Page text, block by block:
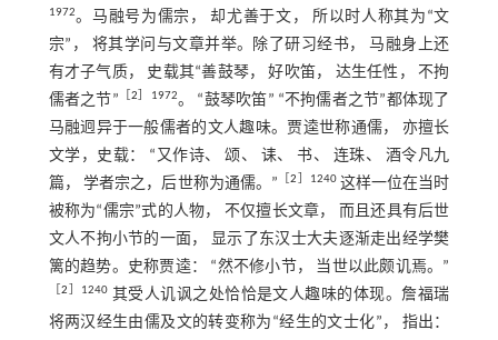
1972。马融号为儒宗， 却尤善于文， 所以时人称其为“文
宗”， 将其学问与文章并举。除了研习经书， 马融身上还
有才子气质， 史载其“善鼓琴， 好吹笛， 达生任性， 不拘
儒者之节” ［2 ］1972。 “鼓琴吹笛” “不拘儒者之节”都体现了
马融迥异于一般儒者的文人趣味。贾逵世称通儒， 亦擅长
文学，史载： “又作诗、 颂、 诔、 书、 连珠、 酒令凡九
篇， 学者宗之，后世称为通儒。”
［2 ］1240这样一位在当时
被称为“儒宗”式的人物， 不仅擅长文章， 而且还具有后世
文人不拘小节的一面， 显示了东汉士大夫逐渐走出经学樊
篱的趋势。史称贾逵： “然不修小节， 当世以此颇讥焉。”
［2 ］1240 其受人讥讽之处恰恰是文人趣味的体现。詹福瑞
将两汉经生由儒及文的转变称为“经生的文士化”， 指出：